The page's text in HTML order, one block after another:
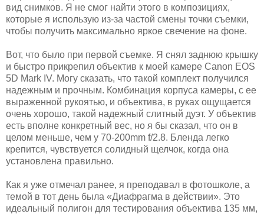
вид снимков. Я не смог найти этого в композициях,
которые я использую из-за частой смены точки съемки,
чтобы получить максимально яркое свечение на фоне.
Вот, что было при первой съемке. Я снял заднюю крышку
и быстро прикрепил объектив к моей камере Canon EOS
5D Mark IV. Могу сказать, что такой комплект получился
надежным и прочным. Комбинация корпуса камеры, с ее
выраженной рукоятью, и объектива, в руках ощущается
очень хорошо, такой надежный слитный дуэт. У объектив
есть вполне конкретный вес, но я бы сказал, что он в
целом меньше, чем у 70-200mm f/2.8. Бленда легко
крепится, чувствуется солидный щелчок, когда она
установлена правильно.
Как я уже отмечал ранее, я преподавал в фотошколе, а
темой в тот день была «Диафрагма в действии». Это
идеальный полигон для тестирования объектива 135 мм,